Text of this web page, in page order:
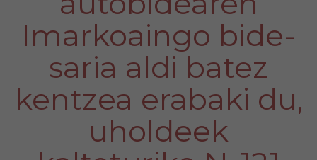
Imarkoaingo bide-
saria aldi batez
kentzea erabaki du,
uholdeek